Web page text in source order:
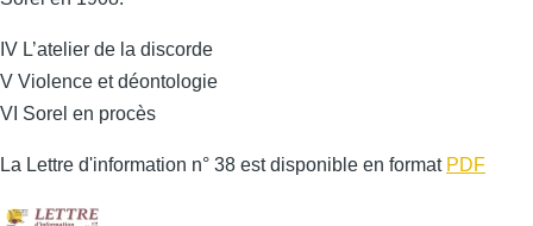
IV L’atelier de la discorde
V Violence et déontologie
VI Sorel en procès
La Lettre d'information n° 38 est disponible en format PDF